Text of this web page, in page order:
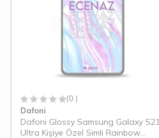
(0 )
Dafoni
Dafoni Glossy Samsung Galaxy S21
Ultra Kişiye Özel Simli Rainbow